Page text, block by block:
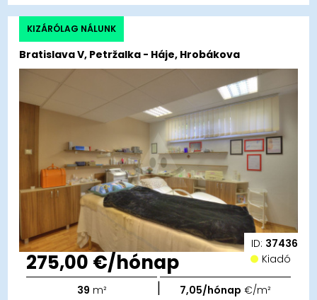
ID: 37436
Bratislava V, Petržalka - Háje, Hrobákova
KIZÁRÓLAG NÁLUNK
275,00 €/hónap Kiadó
39 m² | 7,05/hónap €/m²